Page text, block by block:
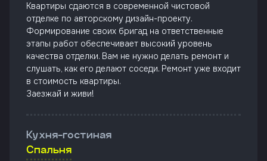
Квартиры сдаются в современной чистовой
отделке по авторскому дизайн-проекту.
Формирование своих бригад на ответственные
этапы работ обеспечивает высокий уровень
качества отделки. Вам не нужно делать ремонт и
слушать, как его делают соседи. Ремонт уже входит
в стоимость квартиры.
Заезжай и живи!
Кухня-гостиная
Спальня
Телефон
Добавьте файл резюме
обработку
персональных
данных